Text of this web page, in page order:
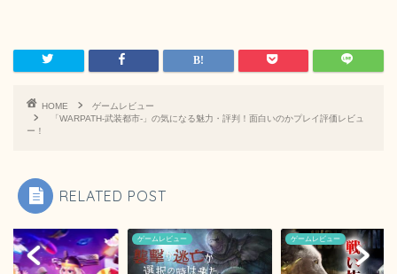
HOME
ゲームレビュー
「WARPATH‐武装都市‐」の気になる魅力・評判！面白いのかプレイ評価レビュ
ー！
RELATED POST
ゲームレビュー ゲームレビュー